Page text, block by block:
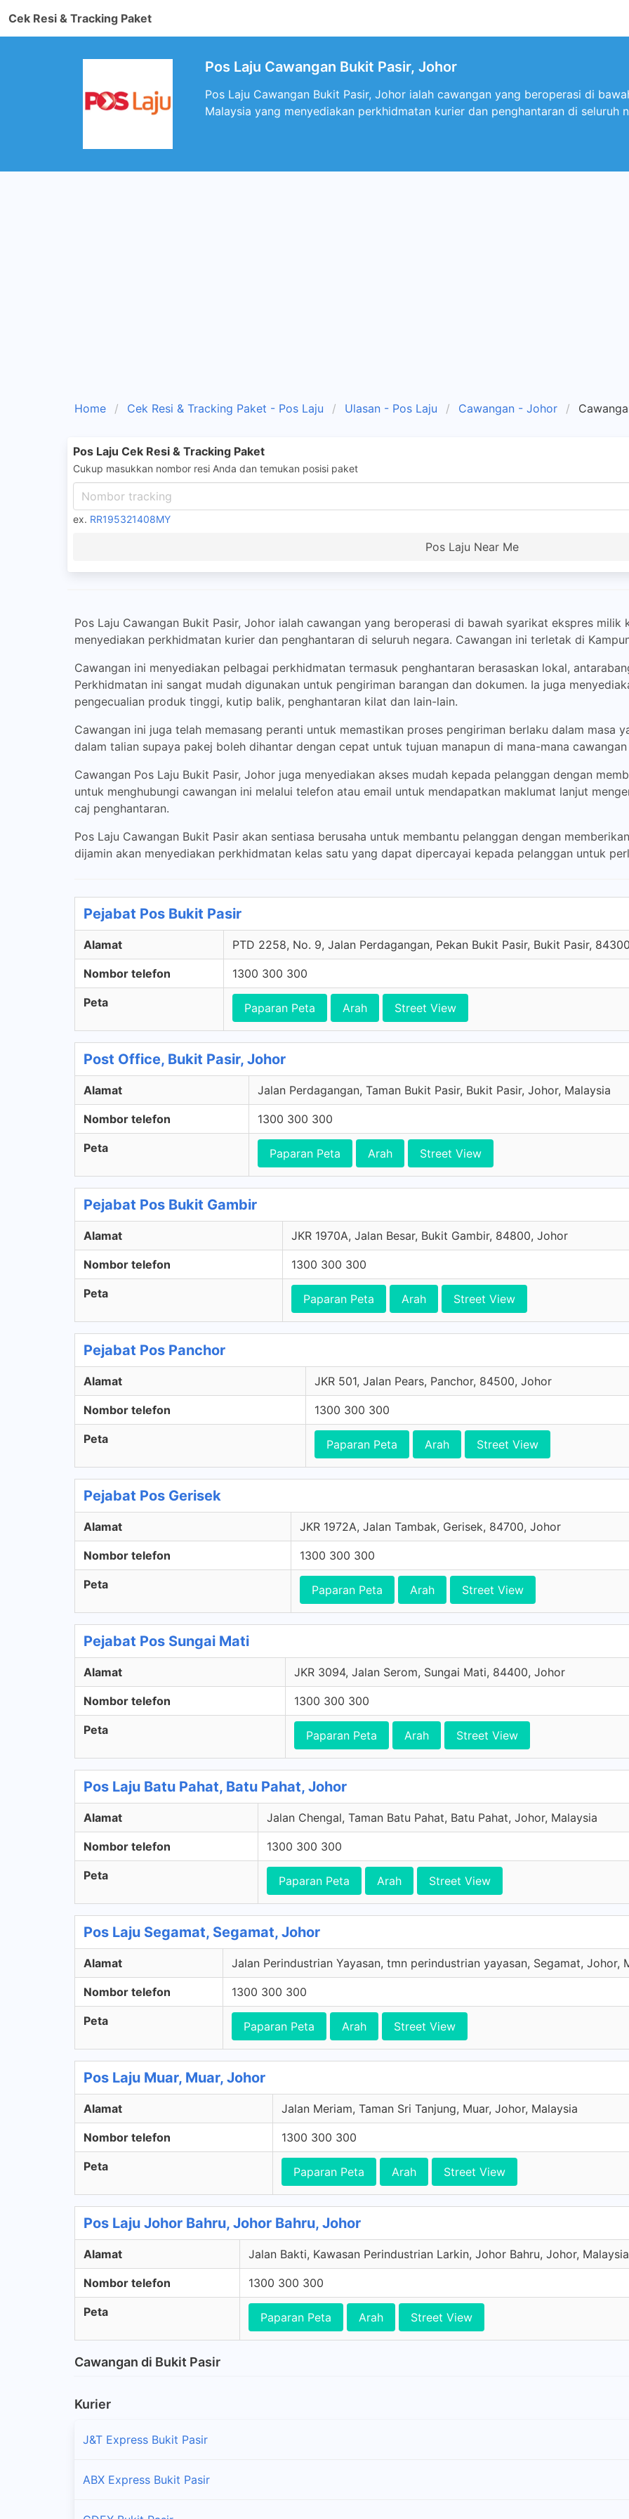
Cek Resi & Tracking Paket
Pos Laju Cawangan Bukit Pasir, Johor
Pos Laju Cawangan Bukit Pasir, Johor ialah cawangan yang beroperasi di
Malaysia yang menyediakan perkhidmatan kurier dan penghantaran di seluruh
Home Cek Resi & Tracking Paket - Pos Laju Ulasan - Pos Laju Cawangan - Johor
Pos Laju Cek Resi & Tracking Paket
Cukup masukkan nombor resi Anda dan temukan posisi paket
ex. RR195321408MY
Pos Laju Near Me
Pos Laju Cawangan Bukit Pasir, Johor ialah cawangan yang beroperasi di bawah syarikat ekspres milik
menyediakan perkhidmatan kurier dan penghantaran di seluruh negara. Cawangan ini terletak di
Cawangan ini menyediakan pelbagai perkhidmatan termasuk penghantaran berasaskan lokal,
Perkhidmatan ini sangat mudah digunakan untuk pengiriman barangan dan dokumen. Ia juga
pengecualian produk tinggi, kutip balik, penghantaran kilat dan lain-lain.
Cawangan ini juga telah memasang peranti untuk memastikan proses pengiriman berlaku dalam masa
dalam talian supaya pakej boleh dihantar dengan cepat untuk tujuan manapun di mana-mana
Cawangan Pos Laju Bukit Pasir, Johor juga menyediakan akses mudah kepada pelanggan dengan
untuk menghubungi cawangan ini melalui telefon atau email untuk mendapatkan maklumat lanjut
caj penghantaran.
Pos Laju Cawangan Bukit Pasir akan sentiasa berusaha untuk membantu pelanggan dengan
dijamin akan menyediakan perkhidmatan kelas satu yang dapat dipercayai kepada pelanggan untuk
Pejabat Pos Bukit Pasir
Alamat PTD 2258, No. 9, Jalan Perdagangan, Pekan Bukit Pasir, Bukit Pasir,
Nombor telefon 1300 300 300
Peta Paparan Peta Arah Street View
Post Office, Bukit Pasir, Johor
Alamat Jalan Perdagangan, Taman Bukit Pasir, Bukit Pasir, Johor, Malaysia
Nombor telefon 1300 300 300
Peta Paparan Peta Arah Street View
Pejabat Pos Bukit Gambir
Alamat JKR 1970A, Jalan Besar, Bukit Gambir, 84800, Johor
Nombor telefon 1300 300 300
Peta Paparan Peta Arah Street View
Pejabat Pos Panchor
Alamat JKR 501, Jalan Pears, Panchor, 84500, Johor
Nombor telefon 1300 300 300
Peta Paparan Peta Arah Street View
Pejabat Pos Gerisek
Alamat JKR 1972A, Jalan Tambak, Gerisek, 84700, Johor
Nombor telefon 1300 300 300
Peta Paparan Peta Arah Street View
Pejabat Pos Sungai Mati
Alamat JKR 3094, Jalan Serom, Sungai Mati, 84400, Johor
Nombor telefon 1300 300 300
Peta Paparan Peta Arah Street View
Pos Laju Batu Pahat, Batu Pahat, Johor
Alamat Jalan Chengal, Taman Batu Pahat, Batu Pahat, Johor, Malaysia
Nombor telefon 1300 300 300
Peta Paparan Peta Arah Street View
Pos Laju Segamat, Segamat, Johor
Alamat Jalan Perindustrian Yayasan, tmn perindustrian yayasan, Segamat, Johor,
Nombor telefon 1300 300 300
Peta Paparan Peta Arah Street View
Pos Laju Muar, Muar, Johor
Alamat Jalan Meriam, Taman Sri Tanjung, Muar, Johor, Malaysia
Nombor telefon 1300 300 300
Peta Paparan Peta Arah Street View
Pos Laju Johor Bahru, Johor Bahru, Johor
Alamat Jalan Bakti, Kawasan Perindustrian Larkin, Johor Bahru, Johor, Malaysia
Nombor telefon 1300 300 300
Peta Paparan Peta Arah Street View
Cawangan di Bukit Pasir
Kurier
J&T Express Bukit Pasir
ABX Express Bukit Pasir